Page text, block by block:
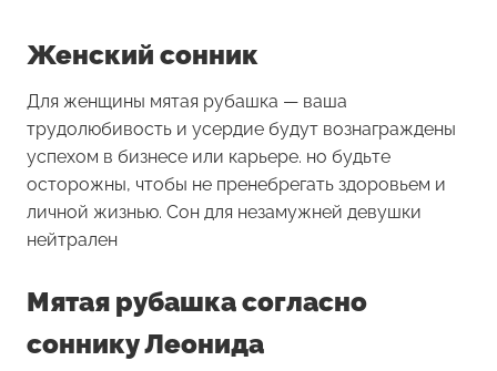
Женский сонник
Для женщины мятая рубашка — ваша
трудолюбивость и усердие будут вознаграждены
успехом в бизнесе или карьере. но будьте
осторожны, чтобы не пренебрегать здоровьем и
личной жизнью. Сон для незамужней девушки
нейтрален
Мятая рубашка согласно
соннику Леонида